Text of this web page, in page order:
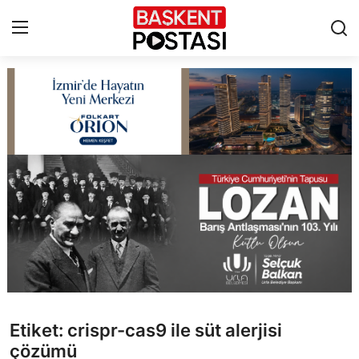
Çerez Politikası
Künye
Ankara
TBMM
Cumhurbaşkanlığı
Etiket: crispr-cas9 ile süt alerjisi
çözümü